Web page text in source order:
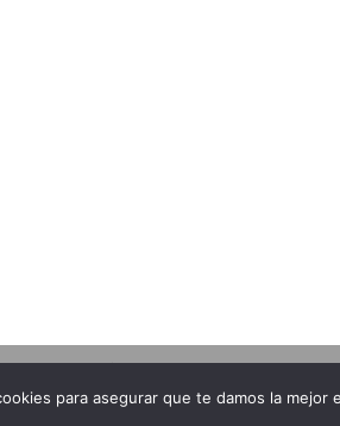
para asegurar que te damos la